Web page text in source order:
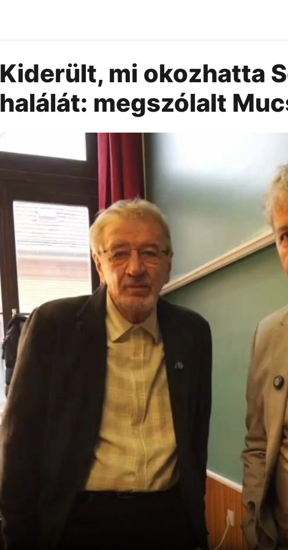
Kiderült, mi okozhatta
halálát: megszólalt